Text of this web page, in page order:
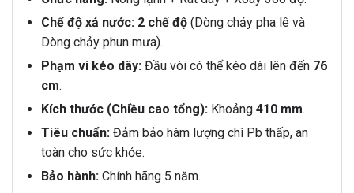
Chế độ xả nước: 2 chế độ(Dòng chảy pha lê và
Dòng chảy phun mưa).
Phạm vi kéo dây:Đầu vòi có thể kéo dài lên đến 76
cm.
Kích thước (Chiều cao tổng):Khoảng 410 mm.
Tiêu chuẩn:Đảm bảo hàm lượng chì Pb thấp, an
toàn cho sức khỏe.
Bảo hành:Chính hãng 5 năm.